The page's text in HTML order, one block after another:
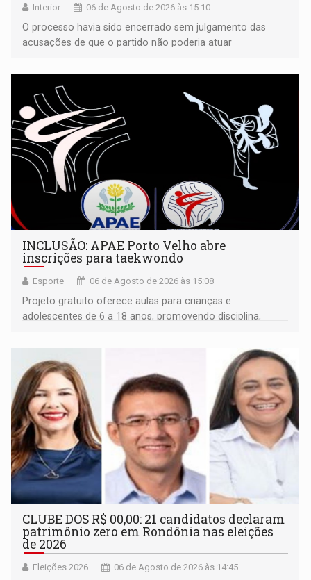
Interior 06 de Agosto de 2026 às 15:10
O processo havia sido encerrado sem julgamento das
acusações de que o partido não poderia atuar
INCLUSÃO: APAE Porto Velho abre
inscrições para taekwondo
Esporte 06 de Agosto de 2026 às 15:08
Projeto gratuito oferece aulas para crianças e
adolescentes de 6 a 18 anos, promovendo disciplina,
CLUBE DOS R$ 00,00: 21 candidatos declaram
patrimônio zero em Rondônia nas eleições
de 2026
Eleições 2026 06 de Agosto de 2026 às 14:45